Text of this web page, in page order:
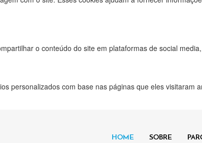
o conteúdo do site em plataformas de social
personalizados com base nas páginas que eles visitaram
HOME SOBRE